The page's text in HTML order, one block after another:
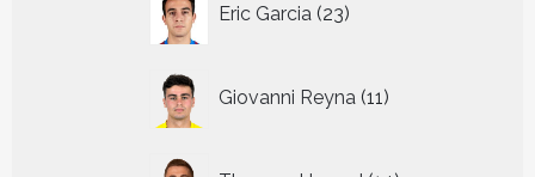
Eric Garcia 23
producten
Giovanni Reyna 11
producten